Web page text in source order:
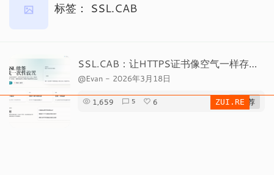
标签： SSL.CAB
SSL.CAB：让HTTPS证书像空气一样存在，却从不过期
@Evan - 2026年3月18日
1,659 5 6 # 推荐
ZUI.RE